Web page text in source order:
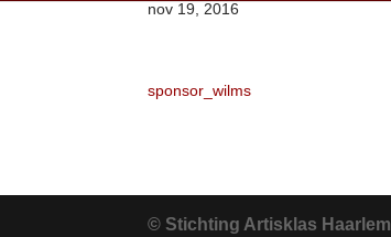
nov 19, 2016
sponsor_wilms
© Stichting Artisklas Haarlem